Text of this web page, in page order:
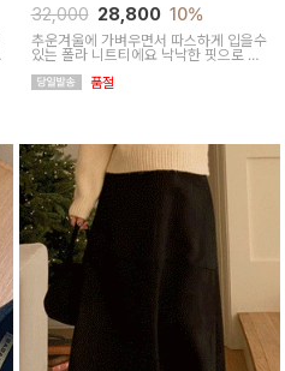
32,000 28,800 10%
추운겨울에 가벼우면서 따스하게 입을수
있는 폴라 니트티에요 낙낙한 핏으로 만
품절